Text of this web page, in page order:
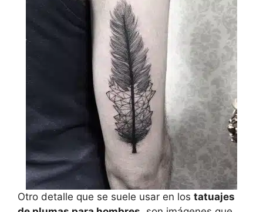
Otro detalle que se suele usar en los tatuajes